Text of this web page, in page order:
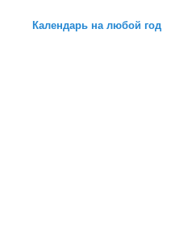
Календарь на любой год